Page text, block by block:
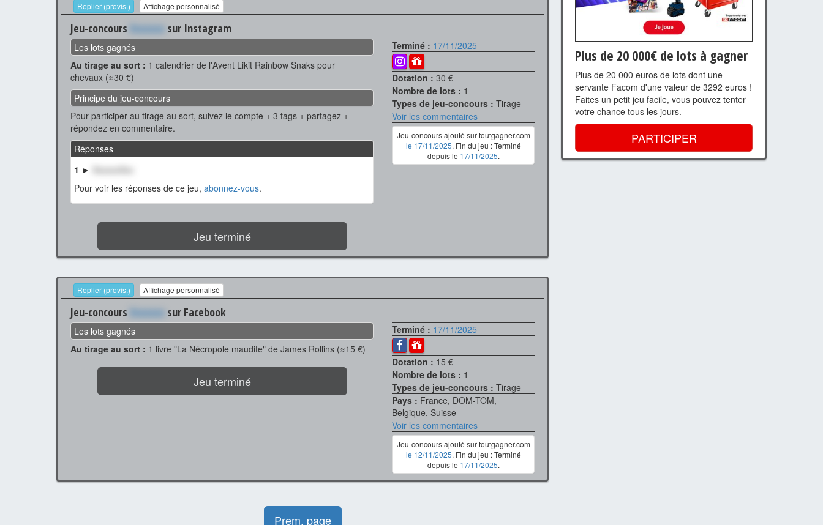
Plus de 20 000€ de lots à gagner
Plus de 20 000 euros de lots dont une
servante Facom d'une valeur de 3292 euros !
Faites un petit jeu facile, vous pouvez tenter
votre chance tous les jours.
PARTICIPER
Replier (provis.) Affichage personnalisé
Jeu-concours Xxxxxxx sur Instagram
Les lots gagnés
Au tirage au sort : 1 calendrier de l'Avent Likit Rainbow Snaks pour
chevaux (≈30 €)
Principe du jeu-concours
Pour participer au tirage au sort, suivez le compte + 3 tags + partagez +
répondez en commentaire.
Réponses
1 ►
Pour voir les réponses de ce jeu, abonnez-vous.
Jeu terminé
Terminé : 17/11/2025
Dotation :30 €
Nombre de lots : 1
Types de jeu-concours :Tirage
Voir les commentaires
Jeu-concours ajouté sur toutgagner.com
le 17/11/2025. Fin du jeu : Terminé
depuis le 17/11/2025.
Replier (provis.) Affichage personnalisé
Jeu-concours Xxxxxxx sur Facebook
Les lots gagnés
Au tirage au sort : 1 livre "La Nécropole maudite" de James Rollins (≈15 €)
Jeu terminé
Terminé : 17/11/2025
Dotation : 15 €
Nombre de lots : 1
Types de jeu-concours :Tirage
Pays : France, DOM-TOM,
Belgique, Suisse
Voir les commentaires
Jeu-concours ajouté sur toutgagner.com
le 12/11/2025. Fin du jeu : Terminé
depuis le 17/11/2025.
Prem. page